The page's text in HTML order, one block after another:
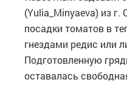
(Yulia_Minyaeva) из г.
посадки томатов в
гнездами редис или
Подготовленную
оставалась